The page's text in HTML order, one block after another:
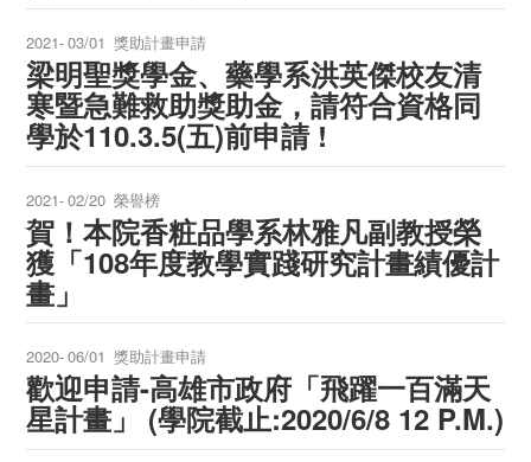
2021-03/01 獎助計畫申請
梁明聖獎學金、藥學系洪英傑校友清
寒暨急難救助獎助金，請符合資格同
學於110.3.5(五)前申請 !
2021-02/20 榮譽榜
賀！本院香粧品學系林雅凡副教授榮
獲「108年度教學實踐研究計畫績優計
畫」
2020-06/01 獎助計畫申請
歡迎申請-高雄市政府「飛躍一百滿天
星計畫」 (學院截止:2020/6/8 12 P.M.)